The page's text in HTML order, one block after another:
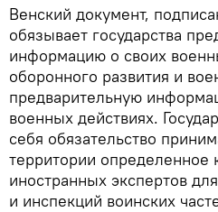
Венский документ,
обязывает государства
информацию о своих
оборонного развития и
предварительную
военных действиях.
себя обязательство
территории определенное
иностранных экспертов
и инспекций воинских